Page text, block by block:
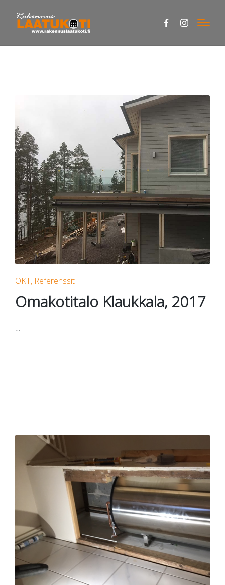
Facebook
Instagram
Posted
in
OKT Referenssit
Omakotitalo Klaukkala, 2017
…